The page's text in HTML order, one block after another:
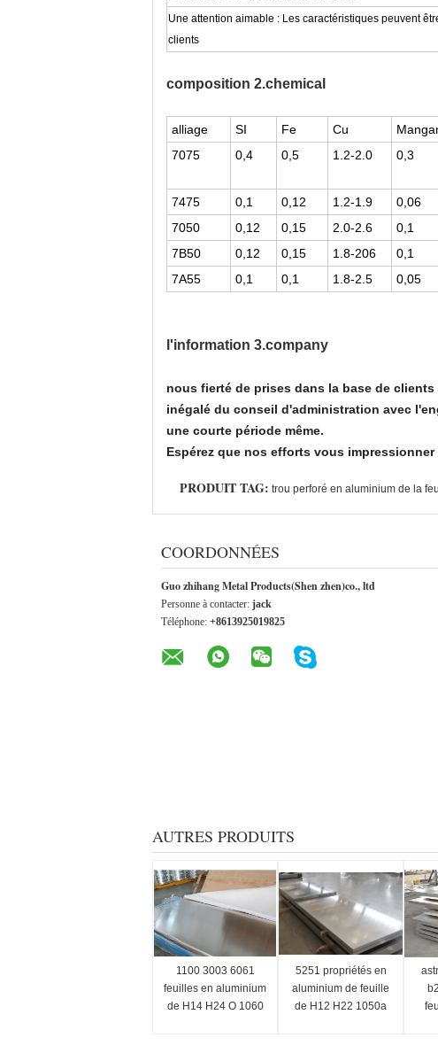
Une attention aimable : Les caractéristiques peuvent
clients
composition 2.chemical
alliage SI Fe Cu
7075
0,4 0,5 1.2-2.0 0,3
7475 0,1 0,12 1.2-1.9 0,06
7050
0,12 0,15 2.0-2.6 0,1
7B50
0,12 0,15 1.8-206 0,1
7A55
0,1 0,1 1.8-2.5 0,05
l'information 3.company
nous fierté de prises dans la base de
inégalé du conseil d'administration avec
une courte période même.
Espérez que nos efforts vous
PRODUIT TAG: trou perforé en aluminium de la
COORDONNÉES
Guo zhihang Metal Products(Shen zhen)co., ltd
Personne à contacter: jack
Téléphone: +8613925019825
AUTRES PRODUITS
1100 3003 6061
feuilles en aluminium
de H14 H24 O 1060
5251 propriétés en
aluminium de feuille
de H12 H22 1050a